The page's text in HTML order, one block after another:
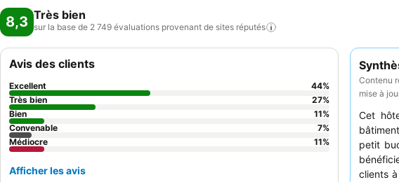
8,3 Très bien
sur la base de 2 749 évaluations provenant de sites réputés
Contenu
mise à
Cet
petit
clients
Avis des clients
Excellent 44%
Très bien
27%
Bien
11%
Convenable
7%
Médiocre
11%
Afficher les avis